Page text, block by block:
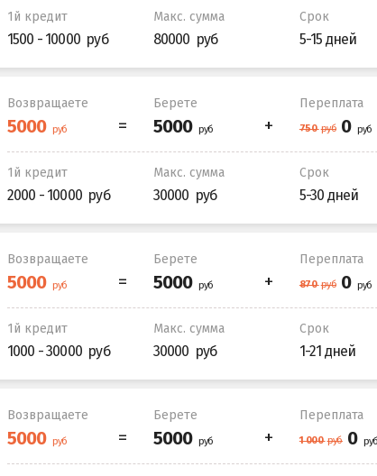
1й кредит
1500 - 10000
Макс. сумма
80000
Срок
5-15 дней
Возвращаете Берете Переплата
1й кредит
2000 - 10000
Макс. сумма
30000
Срок
5-30 дней
Возвращаете Берете Переплата
1й кредит
1000 - 30000
Макс. сумма
30000
Срок
1-21 дней
Возвращаете Берете Переплата